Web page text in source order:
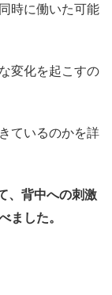
時に働いた可能
変化を起こすの
ているのかを詳
、背中への刺激
ました。